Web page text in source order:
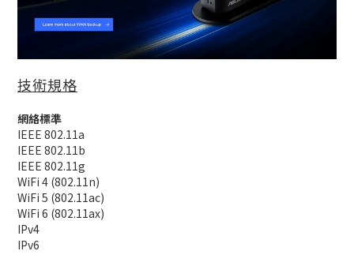
技術規格
網絡標準
IEEE 802.11a
IEEE 802.11b
IEEE 802.11g
WiFi 4 (802.11n)
WiFi 5 (802.11ac)
WiFi 6 (802.11ax)
IPv4
IPv6